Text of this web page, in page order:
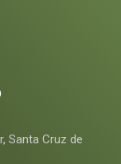
Santa Cruz de